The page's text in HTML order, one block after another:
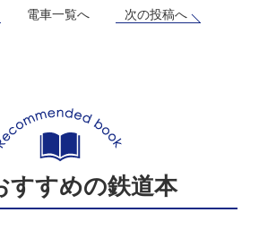
電車一覧へ 次の投稿へ
すすめの鉄道本